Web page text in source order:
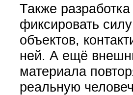
Также
фиксировать
объектов,
ней. А ещё
материала
реальную